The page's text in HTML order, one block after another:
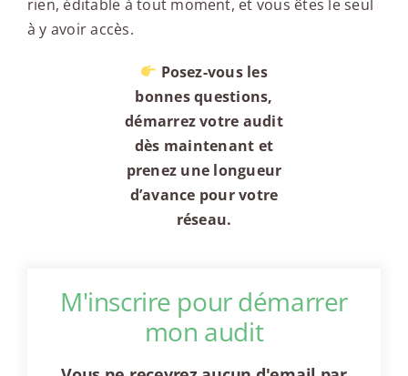
rien, éditable à tout moment, et vous êtes le seul
à y avoir accès.
Posez-vous les
bonnes questions,
démarrez votre audit
dès maintenant et
prenez une longueur
d’avance pour votre
réseau.
M'inscrire pour démarrer
mon audit